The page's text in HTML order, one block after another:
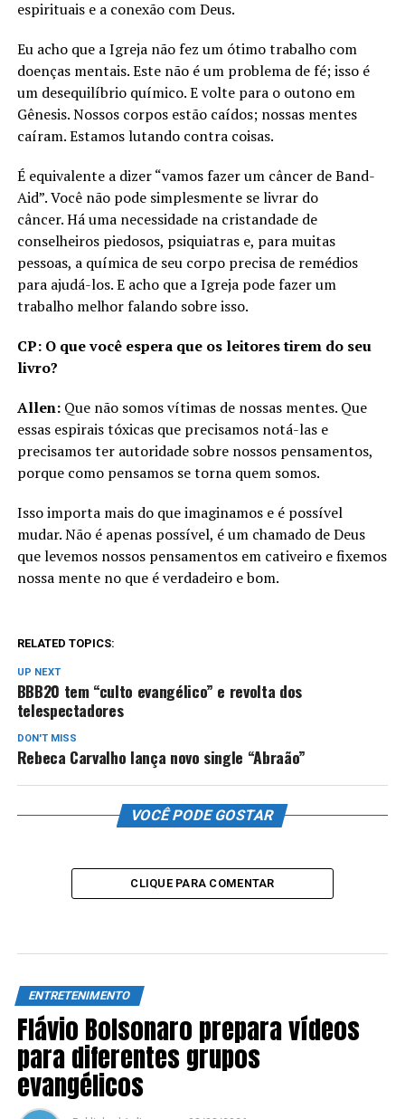
espirituais e a conexão com Deus.
Eu acho que a Igreja não fez um ótimo trabalho com
doenças mentais. Este não é um problema de fé; isso é
um desequilíbrio químico. E volte para o outono em
Gênesis. Nossos corpos estão caídos; nossas mentes
caíram. Estamos lutando contra coisas.
É equivalente a dizer “vamos fazer um câncer de Band-
Aid”. Você não pode simplesmente se livrar do
câncer. Há uma necessidade na cristandade de
conselheiros piedosos, psiquiatras e, para muitas
pessoas, a química de seu corpo precisa de remédios
para ajudá-los. E acho que a Igreja pode fazer um
trabalho melhor falando sobre isso.
CP: O que você espera que os leitores tirem do seu
livro?
Allen: Que não somos vítimas de nossas mentes. Que
essas espirais tóxicas que precisamos notá-las e
precisamos ter autoridade sobre nossos pensamentos,
porque como pensamos se torna quem somos.
Isso importa mais do que imaginamos e é possível
mudar. Não é apenas possível, é um chamado de Deus
que levemos nossos pensamentos em cativeiro e fixemos
nossa mente no que é verdadeiro e bom.
RELATED TOPICS:
UP NEXT
BBB20 tem “culto evangélico” e revolta dos
telespectadores
DON'T MISS
Rebeca Carvalho lança novo single “Abraão”
VOCÊ PODE GOSTAR
CLIQUE PARA COMENTAR
ENTRETENIMENTO
Flávio Bolsonaro prepara vídeos
para diferentes grupos
evangélicos